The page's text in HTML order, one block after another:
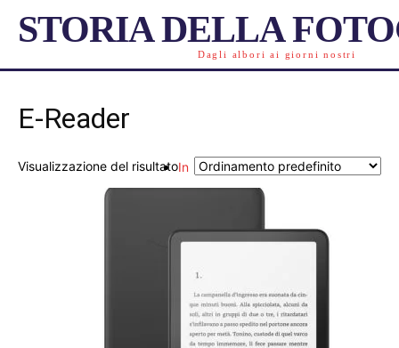
STORIA DELLA
Dagli albori ai giorni nostri
E-Reader
Visualizzazione del risultatoIn